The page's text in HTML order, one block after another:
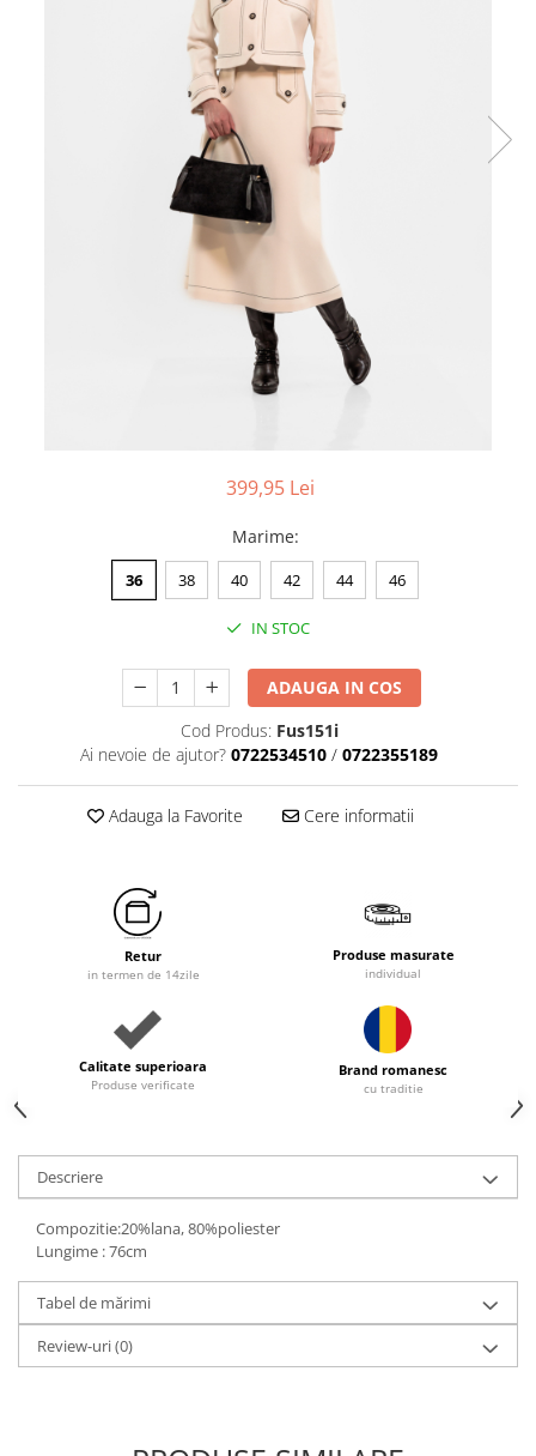
399,95 Lei
Marime:
36 38 40 42 44 46
IN STOC
ADAUGA IN COS
Cod Produs: Fus151i
Ai nevoie de ajutor? 0722534510 / 0722355189
Adauga la Favorite Cere informatii
Retur
in termen de 14zile
Produse masurate
individual
Calitate superioara
Produse verificate
Brand romanesc
cu traditie
Descriere
Compozitie:20%lana, 80%poliester
Lungime : 76cm
Tabel de mărimi
Review-uri(0)